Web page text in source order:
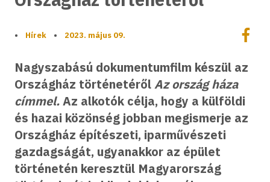
• Hírek • 2023. május 09.
Nagyszabású dokumentumfilm készül az
Országház történetérőlAz ország háza
címmel.Az alkotók célja, hogy a külföldi
és hazai közönség jobban megismerje az
Országház építészeti, iparművészeti
gazdagságát, ugyanakkor az épület
történetén keresztül Magyarország